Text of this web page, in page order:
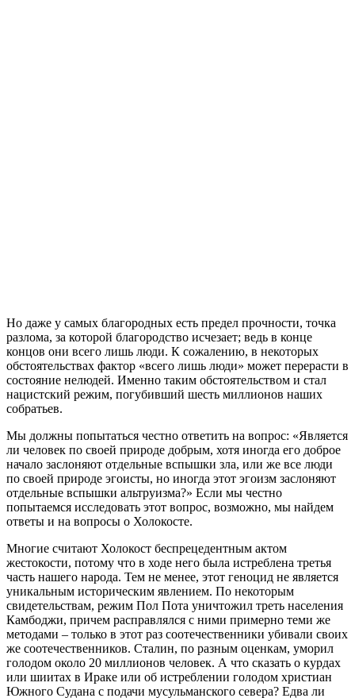
Но даже у самых благородных есть предел прочности, точка
разлома, за которой благородство исчезает; ведь в конце
концов они всего лишь люди. К сожалению, в некоторых
обстоятельствах фактор «всего лишь люди» может перерасти в
состояние нелюдей. Именно таким обстоятельством и стал
нацистский режим, погубивший шесть миллионов наших
собратьев.
Мы должны попытаться честно ответить на вопрос: «Является
ли человек по своей природе добрым, хотя иногда его доброе
начало заслоняют отдельные вспышки зла, или же все люди
по своей природе эгоисты, но иногда этот эгоизм заслоняют
отдельные вспышки альтруизма?» Если мы честно
попытаемся исследовать этот вопрос, возможно, мы найдем
ответы и на вопросы о Холокосте.
Многие считают Холокост беспрецедентным актом
жестокости, потому что в ходе него была истреблена третья
часть нашего народа. Тем не менее, этот геноцид не является
уникальным историческим явлением. По некоторым
свидетельствам, режим Пол Пота уничтожил треть населения
Камбоджи, причем расправлялся с ними примерно теми же
методами – только в этот раз соотечественники убивали своих
же соотечественников. Сталин, по разным оценкам, уморил
голодом около 20 миллионов человек. А что сказать о курдах
или шиитах в Ираке или об истреблении голодом христиан
Южного Судана с подачи мусульманского севера? Едва ли